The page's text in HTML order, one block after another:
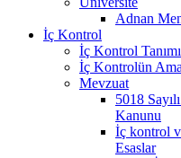
Adnan
İç Kontrol
İç Kontrol Tanımı
İç Kontrolün
Mevzuat
5018
Kanunu
İç kontrol
Esaslar